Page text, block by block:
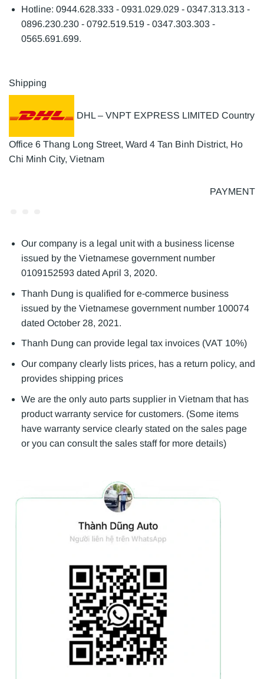
Hotline: 0944.628.333 - 0931.029.029 - 0347.313.313 -
0896.230.230 - 0792.519.519 - 0347.303.303 -
0565.691.699.
Shipping
DHL – VNPT EXPRESS LIMITED Country
Office 6 Thang Long Street, Ward 4 Tan Binh District, Ho
Chi Minh City, Vietnam
PAYMENT
Our company is a legal unit with a business license
issued by the Vietnamese government number
0109152593 dated April 3, 2020.
Thanh Dung is qualified for e-commerce business
issued by the Vietnamese government number 100074
dated October 28, 2021.
Thanh Dung can provide legal tax invoices (VAT 10%)
Our company clearly lists prices, has a return policy, and
provides shipping prices
We are the only auto parts supplier in Vietnam that has
product warranty service for customers. (Some items
have warranty service clearly stated on the sales page
or you can consult the sales staff for more details)